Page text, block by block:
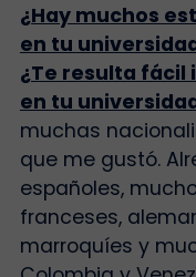
¿Hay muchos
en tu
¿Te resulta
en tu
muchas
que me gustó.
españoles,
franceses,
marroquíes y